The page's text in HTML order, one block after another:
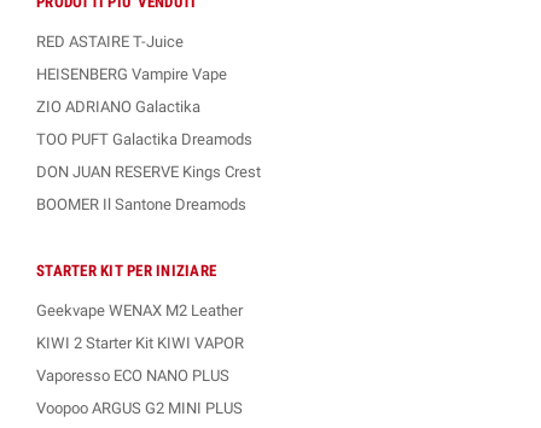
RED ASTAIRE T-Juice
HEISENBERG Vampire Vape
ZIO ADRIANO Galactika
TOO PUFT Galactika Dreamods
DON JUAN RESERVE Kings Crest
BOOMER Il Santone Dreamods
STARTER KIT PER INIZIARE
Geekvape WENAX M2 Leather
KIWI 2 Starter Kit KIWI VAPOR
Vaporesso ECO NANO PLUS
Voopoo ARGUS G2 MINI PLUS